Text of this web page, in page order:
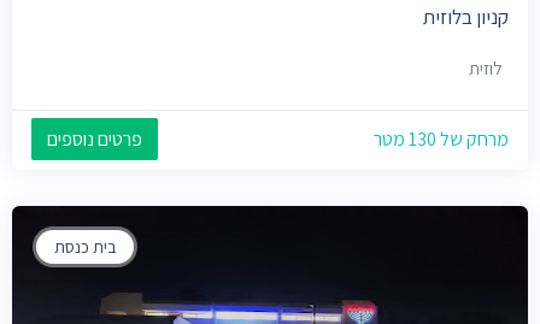
קניון בלוזית
לוזית
מרחק של 130 מטר פרטים נוספים
בית כנסת